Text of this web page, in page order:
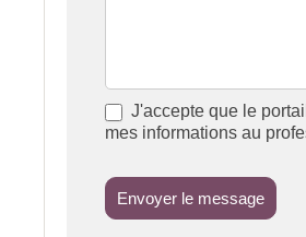
J'accepte que le
mes informations au
Envoyer le message